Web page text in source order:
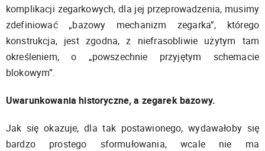
komplikacji zegarkowych, dla jej przeprowadzenia, musimy
zdefiniować „bazowy mechanizm zegarka”, którego
konstrukcja, jest zgodna, z niefrasobliwie użytym tam
określeniem, o „powszechnie przyjętym schemacie
blokowym”.
Uwarunkowania historyczne, a zegarek bazowy.
Jak się okazuje, dla tak postawionego, wydawałoby się
bardzo prostego sformułowania, wcale nie ma